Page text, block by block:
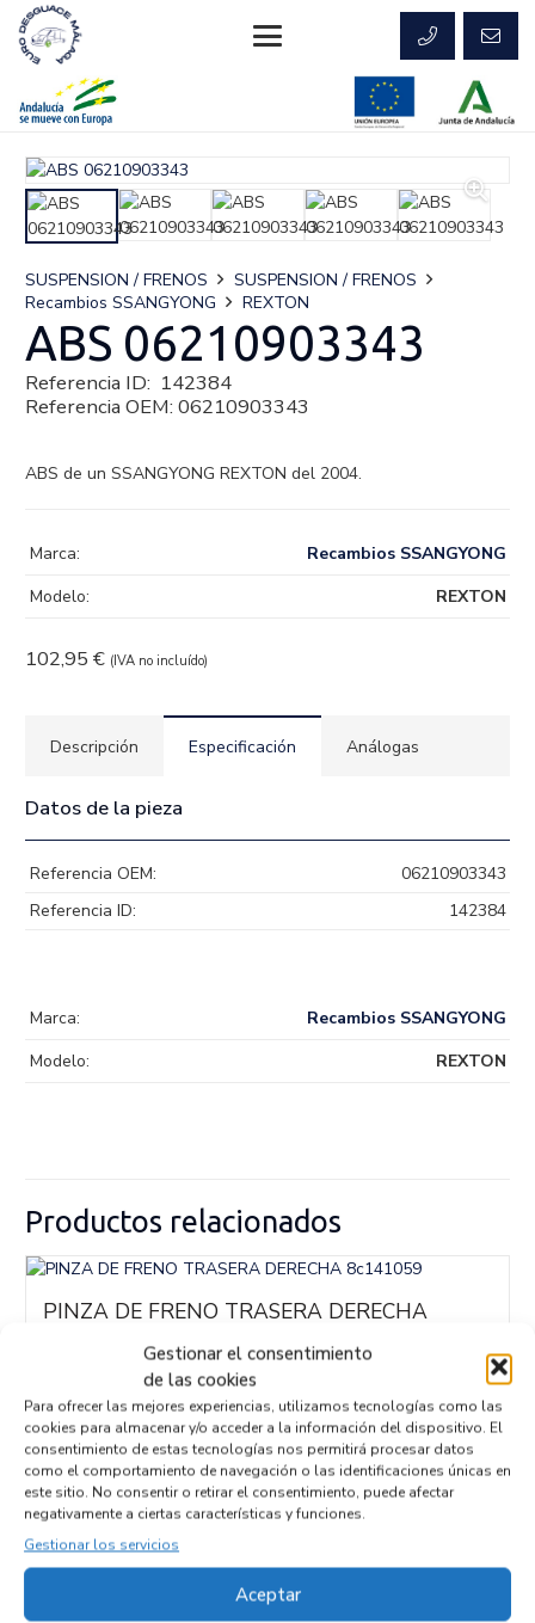
Gestionar el consentimiento
de las cookies
Para ofrecer las mejores experiencias, utilizamos tecnologías como las
cookies para almacenar y/o acceder a la información del dispositivo. El
consentimiento de estas tecnologías nos permitirá procesar datos
como el comportamiento de navegación o las identificaciones únicas en
este sitio. No consentir o retirar el consentimiento, puede afectar
negativamente a ciertas características y funciones.
Gestionar los servicios
Aceptar
SUSPENSION / FRENOS
SUSPENSION / FRENOS
Recambios SSANGYONG
REXTON
ABS 06210903343
Referencia ID: 142384
Referencia OEM: 06210903343
ABS de un SSANGYONG REXTON del 2004.
102,95 € (IVA no incluído)
Marca:
Recambios SSANGYONG
Modelo:
REXTON
Descripción Especificación Análogas
Datos de la pieza
Referencia OEM:
06210903343
Referencia ID:
142384
Marca:
Recambios SSANGYONG
Modelo:
REXTON
Productos relacionados
PINZA DE FRENO TRASERA DERECHA
Recambios SSANGYONGREXTON
96417
Referencia OEM: 8c141059
72,95€ (IVA no incluído)
Empresas colaboradoras